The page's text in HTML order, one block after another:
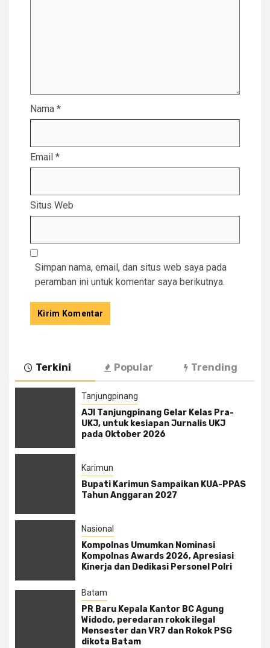
Nama *
Email *
Situs Web
Simpan nama, email, dan situs web saya pada
peramban ini untuk komentar saya berikutnya.
Terkini Popular Trending
Tanjungpinang
AJI Tanjungpinang Gelar Kelas Pra-
UKJ, untuk kesiapan Jurnalis UKJ
pada Oktober 2026
Karimun
Bupati Karimun Sampaikan KUA-PPAS
Tahun Anggaran 2027
Nasional
Kompolnas Umumkan Nominasi
Kompolnas Awards 2026, Apresiasi
Kinerja dan Dedikasi Personel Polri
Batam
PR Baru Kepala Kantor BC Agung
Widodo, peredaran rokok ilegal
Mensester dan VR7 dan Rokok PSG
dikota Batam